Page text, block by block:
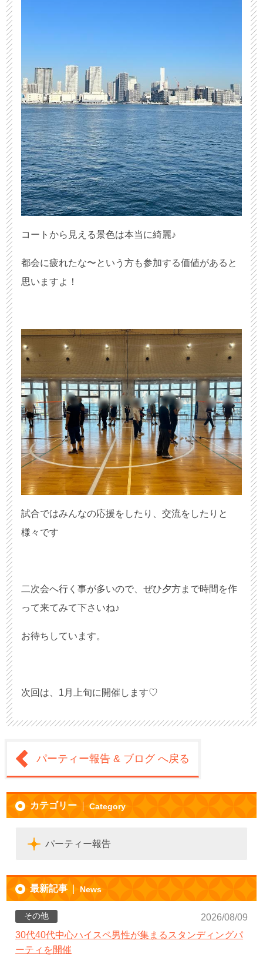
コートから見える景色は本当に綺麗♪
都会に疲れたな〜という方も参加する価値があると
思いますよ！
試合ではみんなの応援をしたり、交流をしたりと
様々です
二次会へ行く事が多いので、ぜひ夕方まで時間を作
って来てみて下さいね♪
お待ちしています。
次回は、1月上旬に開催します♡
パーティー報告 & ブログ へ戻る
カテゴリー Category
パーティー報告
最新記事 News
その他
2026/08/09
30代40代中心ハイスペ男性が集まるスタンディングパ
ーティを開催